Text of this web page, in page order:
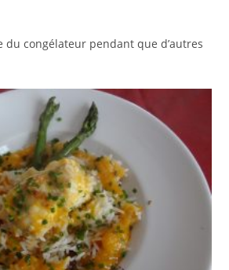
du congélateur pendant que d’autres